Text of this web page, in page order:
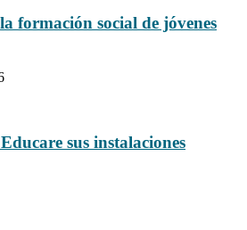
formación social de jóvenes
sus instalaciones